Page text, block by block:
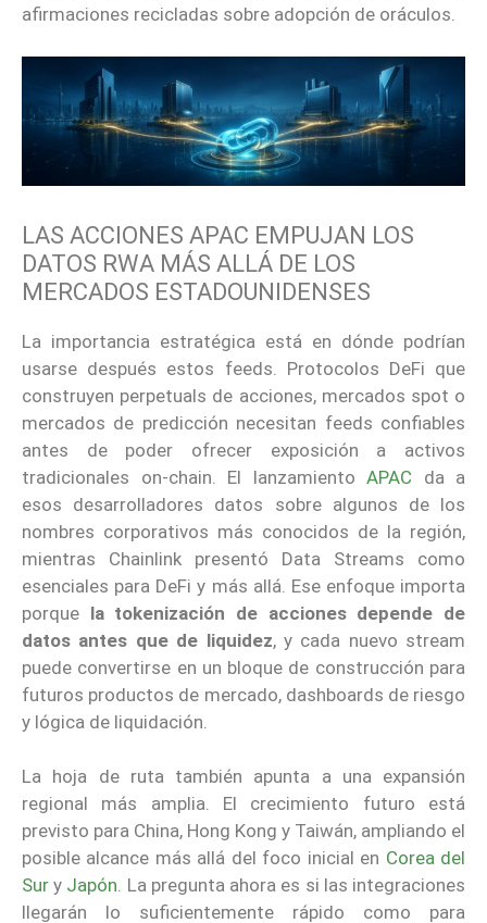
afirmaciones recicladas sobre adopción de oráculos.
LAS ACCIONES APAC EMPUJAN LOS
DATOS RWA MÁS ALLÁ DE LOS
MERCADOS ESTADOUNIDENSES
La importancia estratégica está en dónde podrían
usarse después estos feeds. Protocolos DeFi que
construyen perpetuals de acciones, mercados spot o
mercados de predicción necesitan feeds confiables
antes de poder ofrecer exposición a activos
tradicionales on-chain. El lanzamiento APAC da a
esos desarrolladores datos sobre algunos de los
nombres corporativos más conocidos de la región,
mientras Chainlink presentó Data Streams como
esenciales para DeFi y más allá. Ese enfoque importa
porque la tokenización de acciones depende de
datos antes que de liquidez, y cada nuevo stream
puede convertirse en un bloque de construcción para
futuros productos de mercado, dashboards de riesgo
y lógica de liquidación.
La hoja de ruta también apunta a una expansión
regional más amplia. El crecimiento futuro está
previsto para China, Hong Kong y Taiwán, ampliando el
posible alcance más allá del foco inicial en Corea del
Sur y Japón. La pregunta ahora es si las integraciones
llegarán lo suficientemente rápido como para